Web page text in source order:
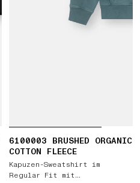
6100003 BRUSHED ORGANIC
COTTON FLEECE
Kapuzen-Sweatshirt im
Regular Fit mit